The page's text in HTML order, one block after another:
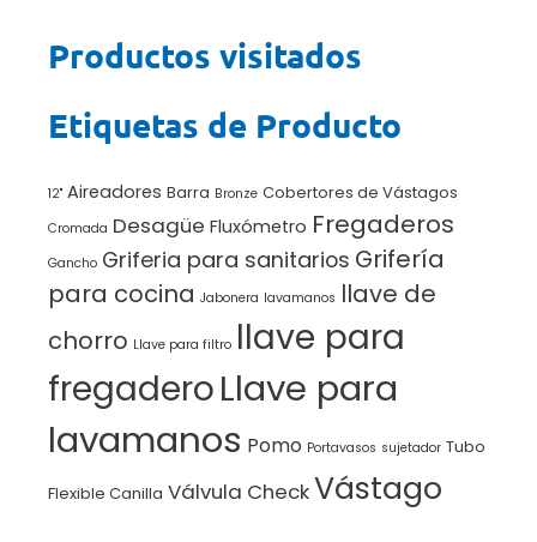
Productos visitados
Etiquetas de Producto
12" Aireadores Barra Bronze Cobertores de Vástagos
Cromada Desagüe Fluxómetro Fregaderos
Gancho Griferia para sanitarios Grifería
para cocina Jabonera lavamanos llave de
chorro Llave para filtro llave para
fregaderoLlave para
lavamanos Pomo Portavasos sujetador Tubo
Flexible Canilla Válvula CheckVástago